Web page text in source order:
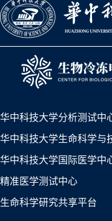
华中科技大学分析测试中
华中科技大学生命科学与
华中科技大学国际医学中
精准医学测试中心
生命科学研究共享平台